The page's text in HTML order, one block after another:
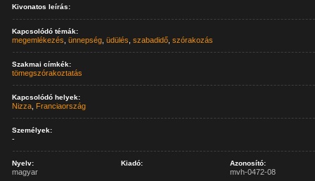
Kivonatos leírás:
Kapcsolódó témák:
megemlékezés ,ünnepség ,üdülés ,szabadidő ,szórakozás
Szakmai címkék:
tömegszórakoztatás
Kapcsolódó helyek:
Nizza Franciaország
Személyek:
-
Nyelv:
magyar
Kiadó: Azonosító:
mvh-0472-08